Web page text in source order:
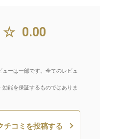
0.00
ーは一部です。全てのレビュ
能を保証するものではありま
チコミを投稿する